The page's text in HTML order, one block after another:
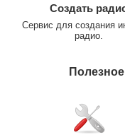
Создать
Сервис для создания
радио.